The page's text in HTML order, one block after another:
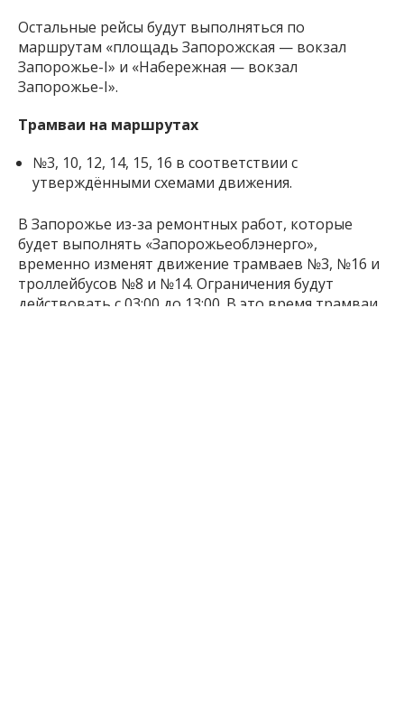
Остальные рейсы будут выполняться по
маршрутам «площадь Запорожская — вокзал
Запорожье-I» и «Набережная — вокзал
Запорожье-I».
Трамваи на маршрутах
№3, 10, 12, 14, 15, 16 в соответствии с
утверждёнными схемами движения.
В Запорожье из-за ремонтных работ, которые
будет выполнять «Запорожьеоблэнерго»,
временно изменят движение трамваев №3, №16 и
троллейбусов №8 и №14. Ограничения будут
действовать с 03:00 до 13:00. В это время трамваи